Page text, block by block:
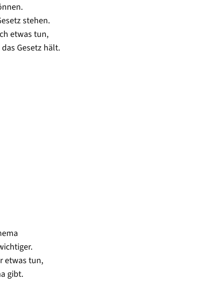
stehen.
etwas tun,
das Gesetz hält.
etwas tun,
gibt.